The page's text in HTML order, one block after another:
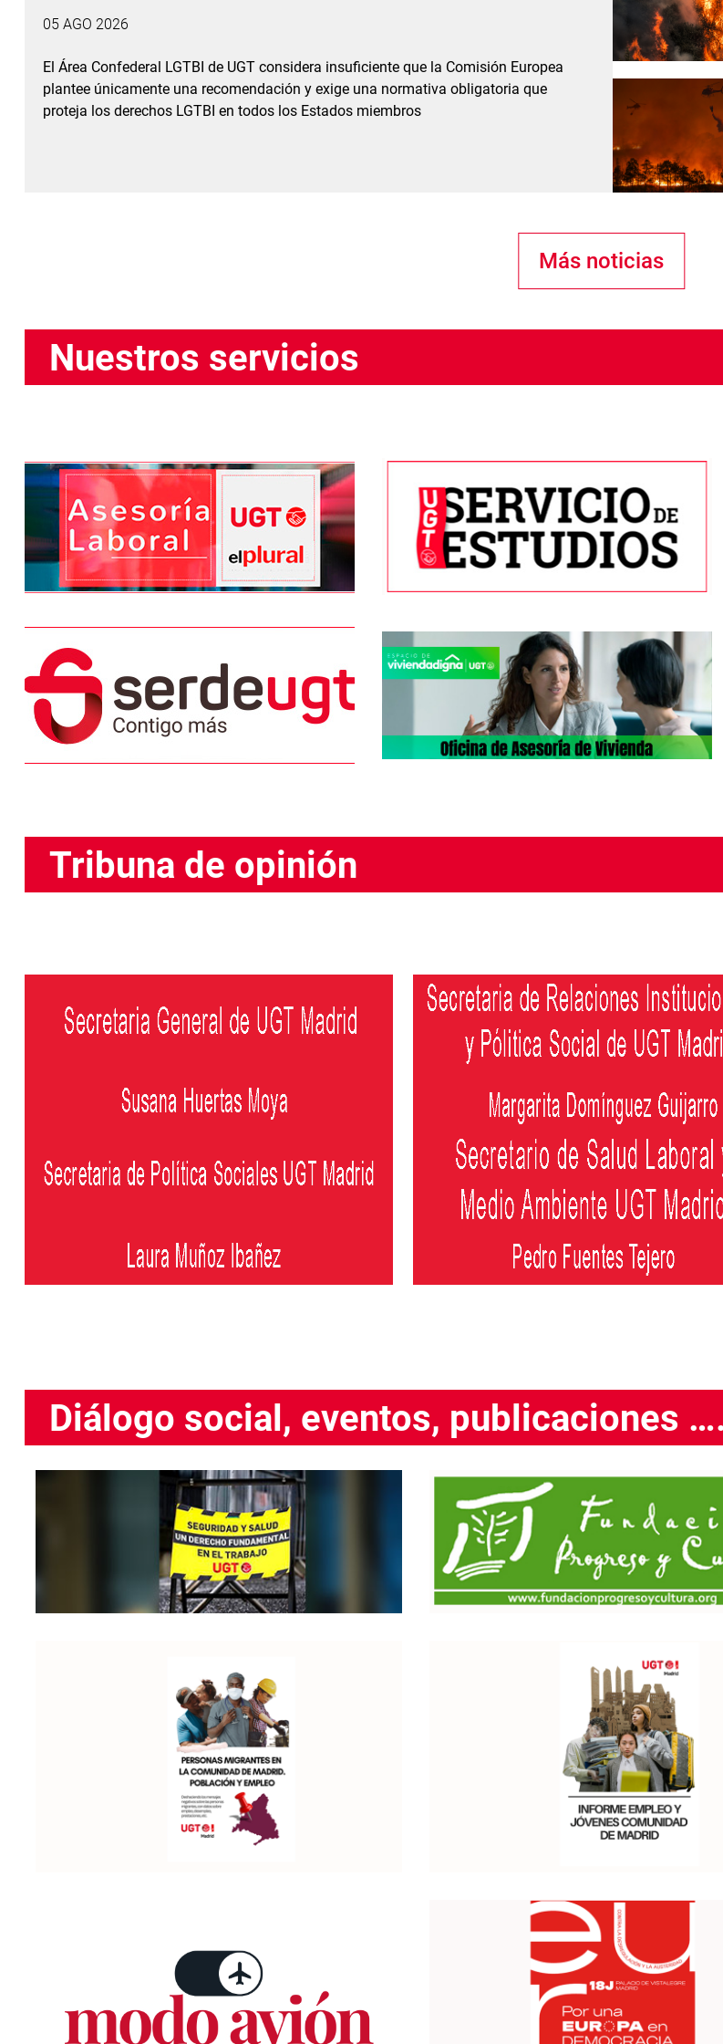
05 AGO 2026
El Área Confederal LGTBI de UGT considera insuficiente que la Comisión Europea
plantee únicamente una recomendación y exige una normativa obligatoria que
proteja los derechos LGTBI en todos los Estados miembros
Más noticias
Nuestros servicios
Tribuna de opinión
Diálogo social, eventos, publicaciones ….